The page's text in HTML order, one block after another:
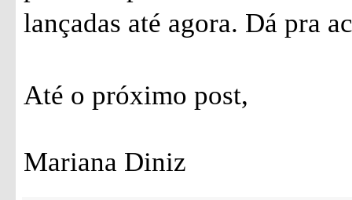
lançadas até agora. Dá pra
Até o próximo post,
Mariana Diniz